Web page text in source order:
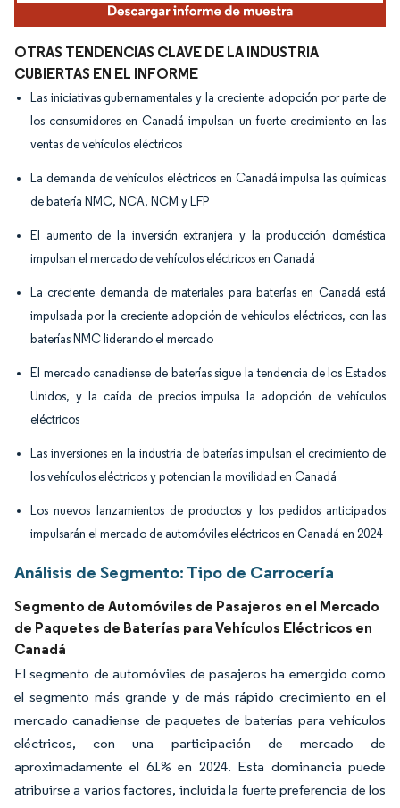
OTRAS TENDENCIAS CLAVE DE LA INDUSTRIA
CUBIERTAS EN EL INFORME
Las iniciativas gubernamentales y la creciente adopción por parte de
los consumidores en Canadá impulsan un fuerte crecimiento en las
ventas de vehículos eléctricos
La demanda de vehículos eléctricos en Canadá impulsa las químicas
de batería NMC, NCA, NCM y LFP
El aumento de la inversión extranjera y la producción doméstica
impulsan el mercado de vehículos eléctricos en Canadá
La creciente demanda de materiales para baterías en Canadá está
impulsada por la creciente adopción de vehículos eléctricos, con las
baterías NMC liderando el mercado
El mercado canadiense de baterías sigue la tendencia de los Estados
Unidos, y la caída de precios impulsa la adopción de vehículos
eléctricos
Las inversiones en la industria de baterías impulsan el crecimiento de
los vehículos eléctricos y potencian la movilidad en Canadá
Los nuevos lanzamientos de productos y los pedidos anticipados
impulsarán el mercado de automóviles eléctricos en Canadá en 2024
Análisis de Segmento: Tipo de Carrocería
Segmento de Automóviles de Pasajeros en el Mercado
de Paquetes de Baterías para Vehículos Eléctricos en
Canadá
El segmento de automóviles de pasajeros ha emergido como
el segmento más grande y de más rápido crecimiento en el
mercado canadiense de paquetes de baterías para vehículos
eléctricos, con una participación de mercado de
aproximadamente el 61% en 2024. Esta dominancia puede
atribuirse a varios factores, incluida la fuerte preferencia de los